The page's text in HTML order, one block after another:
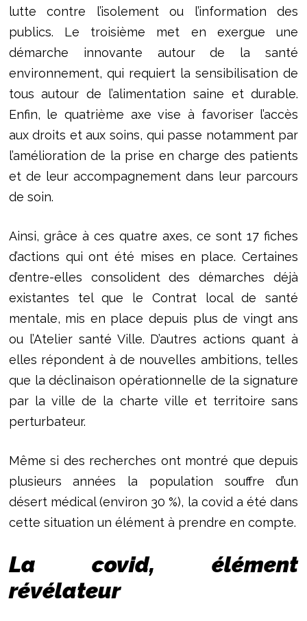
lutte contre l’isolement ou l’information des
publics. Le troisième met en exergue une
démarche innovante autour de la santé
environnement, qui requiert la sensibilisation de
tous autour de l’alimentation saine et durable.
Enfin, le quatrième axe vise à favoriser l’accès
aux droits et aux soins, qui passe notamment par
l’amélioration de la prise en charge des patients
et de leur accompagnement dans leur parcours
de soin.
Ainsi, grâce à ces quatre axes, ce sont 17 fiches
d’actions qui ont été mises en place. Certaines
d’entre-elles consolident des démarches déjà
existantes tel que le Contrat local de santé
mentale, mis en place depuis plus de vingt ans
ou l’Atelier santé Ville. D’autres actions quant à
elles répondent à de nouvelles ambitions, telles
que la déclinaison opérationnelle de la signature
par la ville de la charte ville et territoire sans
perturbateur.
Même si des recherches ont montré que depuis
plusieurs années la population souffre d’un
désert médical (environ 30 %), la covid a été dans
cette situation un élément à prendre en compte.
La covid, élément
révélateur